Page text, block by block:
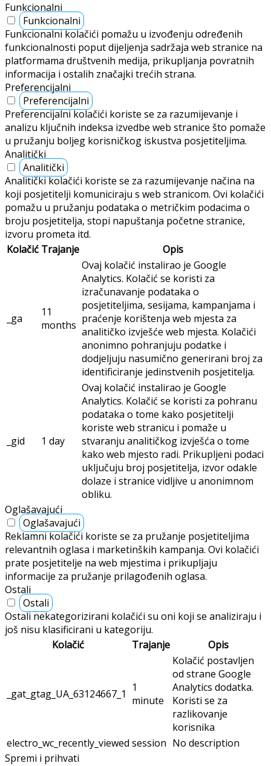
Funkcionalni
Funkcionalni
Funkcionalni kolačići pomažu u izvođenju određenih
funkcionalnosti poput dijeljenja sadržaja web stranice na
platformama društvenih medija, prikupljanja povratnih
informacija i ostalih značajki trećih strana.
Preferencijalni
Preferencijalni
Preferencijalni kolačići koriste se za razumijevanje i
analizu ključnih indeksa izvedbe web stranice što pomaže
u pružanju boljeg korisničkog iskustva posjetiteljima.
Analitički
Analitički
Analitički kolačići koriste se za razumijevanje načina na
koji posjetitelji komuniciraju s web stranicom. Ovi kolačići
pomažu u pružanju podataka o metričkim podacima o
broju posjetitelja, stopi napuštanja početne stranice,
izvoru prometa itd.
Kolačić Trajanje Opis
_ga
11
months
Ovaj kolačić instalirao je Google
Analytics. Kolačić se koristi za
izračunavanje podataka o
posjetiteljima, sesijama, kampanjama i
praćenje korištenja web mjesta za
analitičko izvješće web mjesta. Kolačići
anonimno pohranjuju podatke i
dodjeljuju nasumično generirani broj za
identificiranje jedinstvenih posjetitelja.
_gid 1 day
Ovaj kolačić instalirao je Google
Analytics. Kolačić se koristi za pohranu
podataka o tome kako posjetitelji
koriste web stranicu i pomaže u
stvaranju analitičkog izvješća o tome
kako web mjesto radi. Prikupljeni podaci
uključuju broj posjetitelja, izvor odakle
dolaze i stranice vidljive u anonimnom
obliku.
Oglašavajući
Oglašavajući
Reklamni kolačići koriste se za pružanje posjetiteljima
relevantnih oglasa i marketinških kampanja. Ovi kolačići
prate posjetitelje na web mjestima i prikupljaju
informacije za pružanje prilagođenih oglasa.
Ostali
Ostali
Ostali nekategorizirani kolačići su oni koji se analiziraju i
još nisu klasificirani u kategoriju.
Kolačić
Trajanje Opis
_gat_gtag_UA_63124667_1
1
minute
Kolačić postavljen
od strane Google
Analytics dodatka.
Koristi se za
razlikovanje
korisnika
electro_wc_recently_viewed session No description
Spremi i prihvati